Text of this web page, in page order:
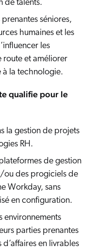
de talents.
séniores,
humaines et les
les
route et améliorer
à la technologie.
qualifie pour le
la gestion de projets
RH.
de gestion
ou des progiciels de
Workday, sans
en configuration.
environnements
parties prenantes
en livrables